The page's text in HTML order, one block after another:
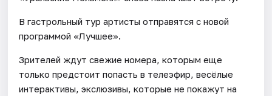
В гастрольный тур артисты отправятся с новой
программой «Лучшее».
Зрителей ждут свежие номера, которым еще
только предстоит попасть в телеэфир, весёлые
интерактивы, экслюзивы, которые не покажут на